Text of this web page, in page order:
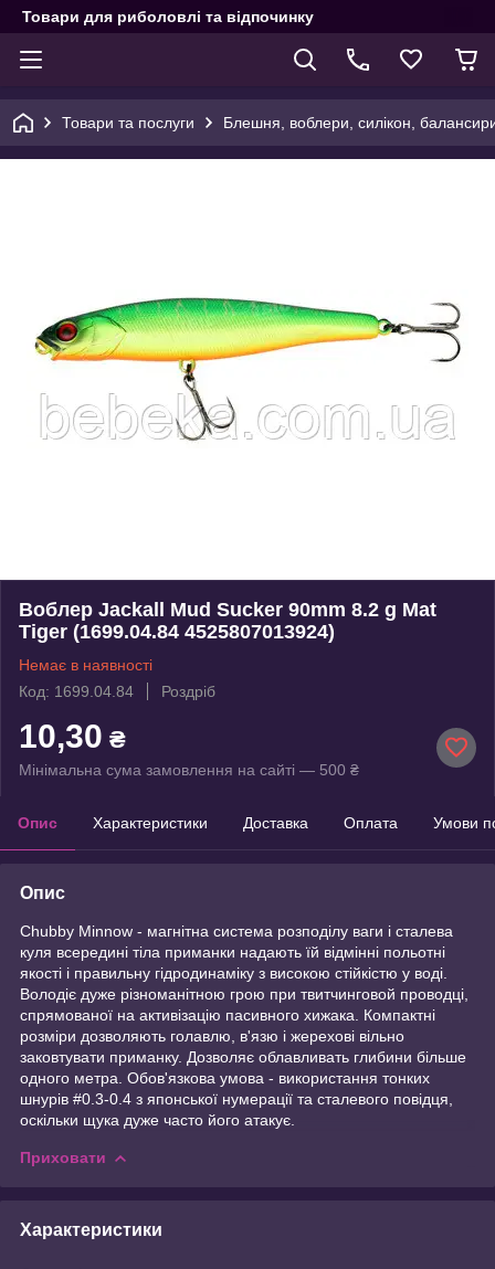
Товари для риболовлі та відпочинку
Товари та послуги Блешня, воблери, силікон,
Воблер Jackall Mud Sucker 90mm 8.2 g Mat
Tiger (1699.04.84 4525807013924)
Немає в наявності
Код: 1699.04.84
Роздріб
10,30 ₴
Мінімальна сума замовлення на сайті — 500 ₴
Опис Характеристики Доставка Оплата Умови
Опис
Chubby Minnow - магнітна система розподілу ваги і сталева
куля всередині тіла приманки надають їй відмінні польотні
якості і правильну гідродинаміку з високою стійкістю у воді.
Володіє дуже різноманітною грою при твитчинговой проводці,
спрямованої на активізацію пасивного хижака. Компактні
розміри дозволяють голавлю, в'язю і жерехові вільно
заковтувати приманку. Дозволяє облавливать глибини більше
одного метра. Обов'язкова умова - використання тонких
шнурів #0.3-0.4 з японської нумерації та сталевого повідця,
оскільки щука дуже часто його атакує.
Приховати
Характеристики